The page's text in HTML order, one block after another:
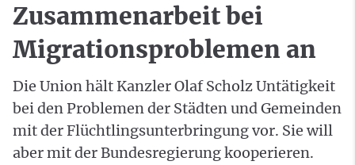
Zusammenarbeit bei
Migrationsproblemen an
Die Union hält Kanzler Olaf Scholz Untätigkeit
bei den Problemen der Städten und Gemeinden
mit der Flüchtlingsunterbringung vor. Sie will
aber mit der Bundesregierung kooperieren.